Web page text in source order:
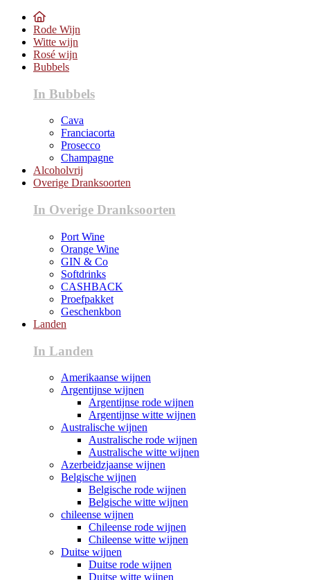
Rode Wijn
Witte wijn
Rosé wijn
Bubbels
In Bubbels
Cava
Franciacorta
Prosecco
Champagne
Alcoholvrij
Overige Dranksoorten
In Overige Dranksoorten
Port Wine
Orange Wine
GIN & Co
Softdrinks
CASHBACK
Proefpakket
Geschenkbon
Landen
In Landen
Amerikaanse wijnen
Argentijnse wijnen
Argentijnse rode wijnen
Argentijnse witte wijnen
Australische wijnen
Australische rode wijnen
Australische witte wijnen
Azerbeidzjaanse wijnen
Belgische wijnen
Belgische rode wijnen
Belgische witte wijnen
chileense wijnen
Chileense rode wijnen
Chileense witte wijnen
Duitse wijnen
Duitse rode wijnen
Duitse witte wijnen